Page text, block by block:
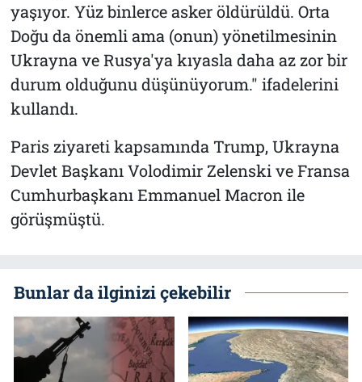
yaşıyor. Yüz binlerce asker öldürüldü. Orta
Doğu da önemli ama (onun) yönetilmesinin
Ukrayna ve Rusya'ya kıyasla daha az zor bir
durum olduğunu düşünüyorum." ifadelerini
kullandı.
Paris ziyareti kapsamında Trump, Ukrayna
Devlet Başkanı Volodimir Zelenski ve Fransa
Cumhurbaşkanı Emmanuel Macron ile
görüşmüştü.
Bunlar da ilginizi çekebilir